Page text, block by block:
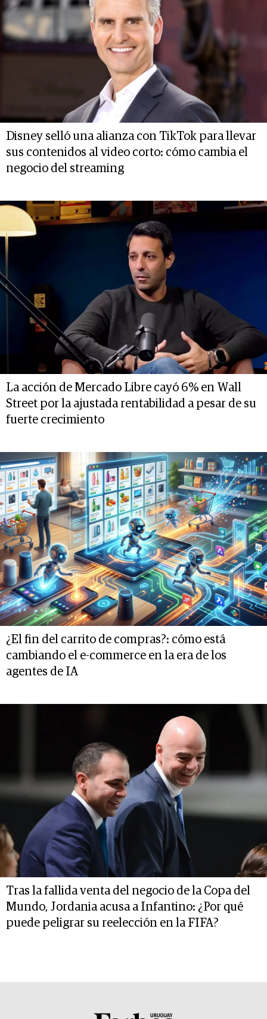
Disney selló una alianza con TikTok para llevar
sus contenidos al video corto: cómo cambia el
negocio del streaming
La acción de Mercado Libre cayó 6% en Wall
Street por la ajustada rentabilidad a pesar de su
fuerte crecimiento
¿El fin del carrito de compras?: cómo está
cambiando el e-commerce en la era de los
agentes de IA
Tras la fallida venta del negocio de la Copa del
Mundo, Jordania acusa a Infantino: ¿Por qué
puede peligrar su reelección en la FIFA?